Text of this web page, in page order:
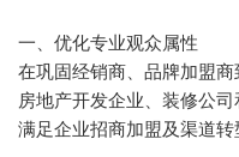
一、优化专业观众属性
在巩固经销商、品牌加盟
房地产开发企业、装修公
满足企业招商加盟及渠道转